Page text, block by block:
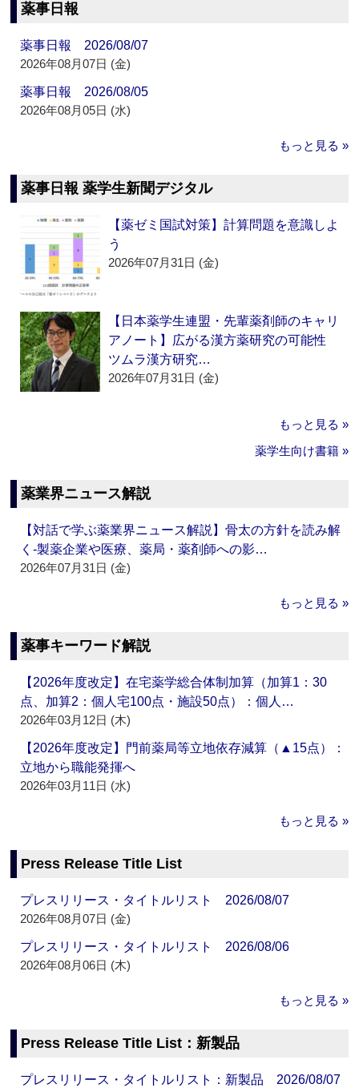
薬事日報
薬事日報 2026/08/07
2026年08月07日 (金)
薬事日報 2026/08/05
2026年08月05日 (水)
もっと見る »
薬事日報 薬学生新聞デジタル
【薬ゼミ国試対策】計算問題を意識しよ
う
2026年07月31日 (金)
【日本薬学生連盟・先輩薬剤師のキャリ
アノート】広がる漢方薬研究の可能性
ツムラ漢方研究…
2026年07月31日 (金)
もっと見る »
薬学生向け書籍 »
薬業界ニュース解説
【対話で学ぶ薬業界ニュース解説】骨太の方針を読み解
く‐製薬企業や医療、薬局・薬剤師への影…
2026年07月31日 (金)
もっと見る »
薬事キーワード解説
【2026年度改定】在宅薬学総合体制加算（加算1：30
点、加算2：個人宅100点・施設50点）：個人…
2026年03月12日 (木)
【2026年度改定】門前薬局等立地依存減算（▲15点）：
立地から職能発揮へ
2026年03月11日 (水)
もっと見る »
Press Release Title List
プレスリリース・タイトルリスト 2026/08/07
2026年08月07日 (金)
プレスリリース・タイトルリスト 2026/08/06
2026年08月06日 (木)
もっと見る »
Press Release Title List：新製品
プレスリリース・タイトルリスト：新製品 2026/08/07